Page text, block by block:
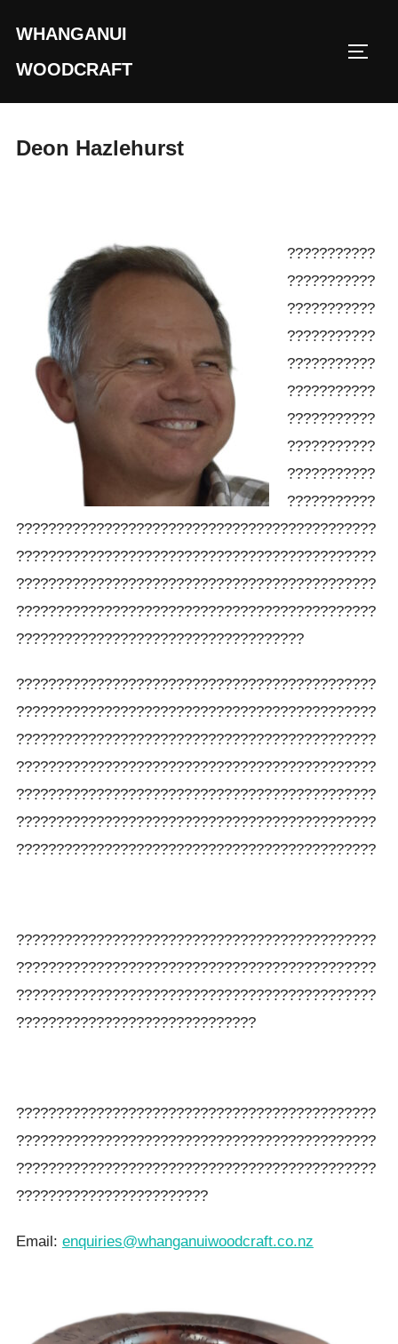
content
WHANGANUI
WOODCRAFT
Deon Hazlehurst
???????????
???????????
???????????
???????????
???????????
???????????
???????????
???????????
???????????
???????????
?????????????????????????????????????????????
?????????????????????????????????????????????
?????????????????????????????????????????????
?????????????????????????????????????????????
????????????????????????????????????
?????????????????????????????????????????????
?????????????????????????????????????????????
?????????????????????????????????????????????
?????????????????????????????????????????????
?????????????????????????????????????????????
?????????????????????????????????????????????
?????????????????????????????????????????????
?????????????????????????????????????????????
?????????????????????????????????????????????
?????????????????????????????????????????????
??????????????????????????????
?????????????????????????????????????????????
?????????????????????????????????????????????
?????????????????????????????????????????????
????????????????????????
Email: enquiries@whanganuiwoodcraft.co.nz